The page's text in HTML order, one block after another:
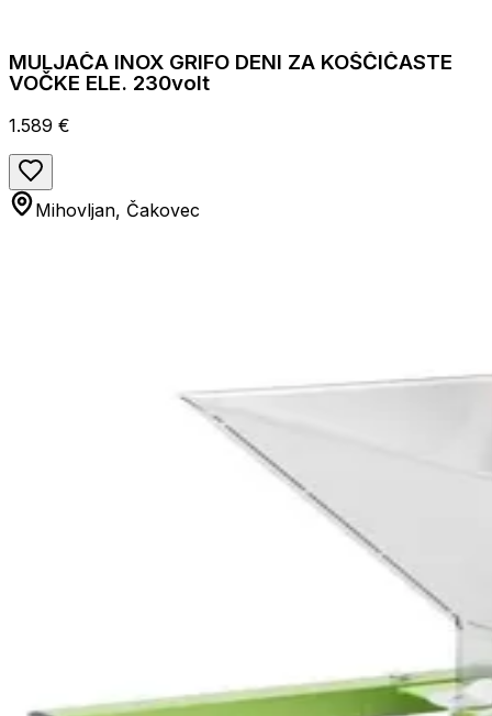
MULJAČA INOX GRIFO DENI ZA KOŠČIČASTE
VOČKE ELE. 230volt
1.589 €
Mihovljan, Čakovec